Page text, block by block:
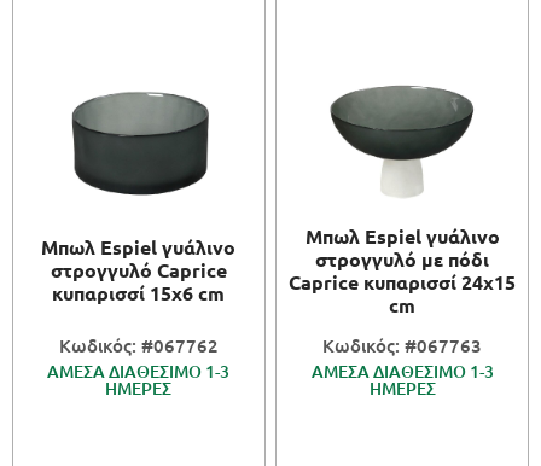
Μπωλ Espiel γυάλινο
στρογγυλό Caprice
κυπαρισσί 15x6 cm
Κωδικός: #067762
ΑΜΕΣΑ ΔΙΑΘΕΣΙΜΟ 1-3
ΗΜΕΡΕΣ
Μπωλ Espiel γυάλινο
στρογγυλό με πόδι
Caprice κυπαρισσί 24x15
cm
Κωδικός: #067763
ΑΜΕΣΑ ΔΙΑΘΕΣΙΜΟ 1-3
ΗΜΕΡΕΣ